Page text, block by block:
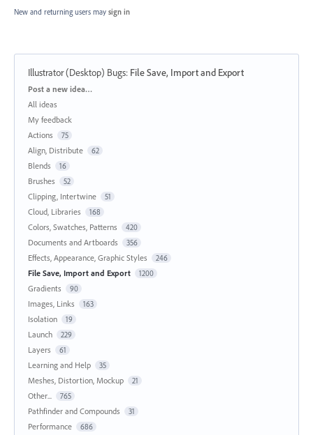
New and returning users may sign in
Illustrator (Desktop) Bugs: File Save, Import and Export
Categories
Post a new idea…
All ideas
My feedback
Actions
75
Align, Distribute 62
Blends 16
Brushes 52
Clipping, Intertwine 51
Cloud, Libraries 168
Colors, Swatches, Patterns 420
Documents and Artboards 356
Effects, Appearance, Graphic Styles 246
File Save, Import and Export 1200
Gradients 90
Images, Links 163
Isolation 19
Launch 229
Layers 61
Learning and Help 35
Meshes, Distortion, Mockup 21
Other... 765
Pathfinder and Compounds 31
Performance 686